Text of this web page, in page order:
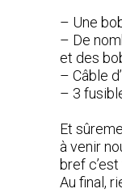
– Une
– De
et des
– Câble
– 3
Et
à venir
bref
Au final,